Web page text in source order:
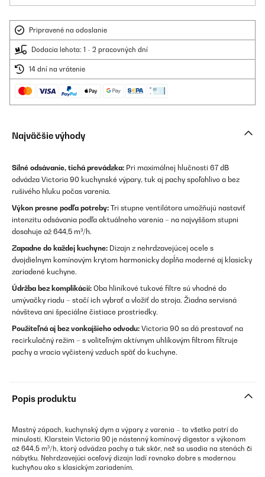
Pripravené na odoslanie
Dodacia lehota: 1 - 2 pracovných dní
14 dní na vrátenie
Najväčšie výhody
Silné odsávanie, tichá prevádzka: Pri maximálnej hlučnosti 67 dB
odvádza Victoria 90 kuchynské výpary, tuk aj pachy spoľahlivo a bez
rušivého hluku počas varenia.
Výkon presne podľa potreby: Tri stupne ventilátora umožňujú nastaviť
intenzitu odsávania podľa aktuálneho varenia – na najvyššom stupni
dosahuje až 644,5 m³/h.
Zapadne do každej kuchyne: Dizajn z nehrdzavejúcej ocele s
dvojdielnym komínovým krytom harmonicky dopĺňa moderné aj klasicky
zariadené kuchyne.
Údržba bez komplikácií: Oba hliníkové tukové filtre sú vhodné do
umývačky riadu – stačí ich vybrať a vložiť do stroja. Žiadna servisná
návšteva ani špeciálne čistiace prostriedky.
Použiteľná aj bez vonkajšieho odvodu: Victoria 90 sa dá prestavať na
recirkulačný režim – s voliteľným aktívnym uhlíkovým filtrom filtruje
pachy a vracia vyčistený vzduch späť do kuchyne.
Popis produktu
Mastný zápach, kuchynský dym a výpary z varenia – to všetko patrí do
minulosti. Klarstein Victoria 90 je nástenný komínový digestor s výkonom
až 644,5 m³/h, ktorý odvádza pachy a tuk skôr, než sa usadia na stenách či
nábytku. Nehrdzavejúci oceľový dizajn ladí rovnako dobre s modernou
kuchyňou ako s klasickým zariadením.